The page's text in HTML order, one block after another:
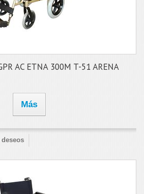
AC ETNA 300M T-51 ARENA
Más